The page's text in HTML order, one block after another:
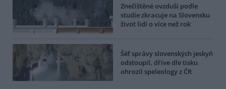
Znečištěné ovzduší podle
studie zkracuje na Slovensku
život lidí o více než rok
Šéf správy slovenských jeskyň
odstoupil, dříve dle tisku
ohrozil speleology z ČR